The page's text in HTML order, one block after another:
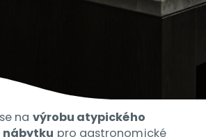
na výrobu atypického
nábytku pro gastronomické